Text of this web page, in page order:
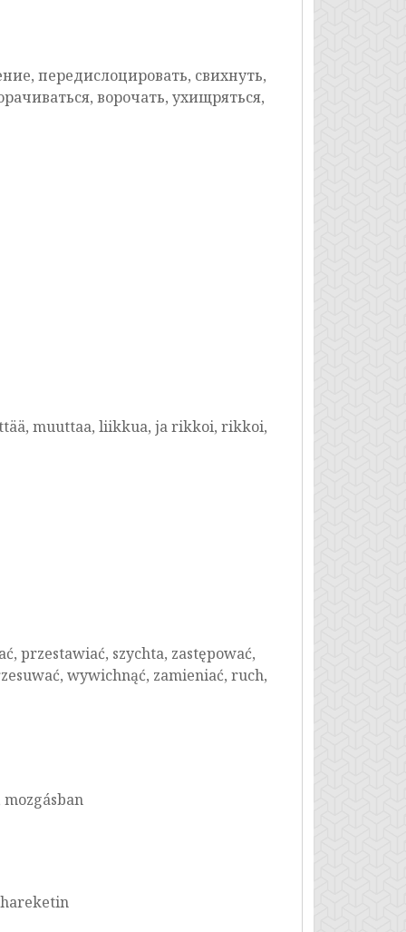
передислоцировать, свихнуть,
ворочать, ухищряться,
muuttaa, liikkua, ja rikkoi, rikkoi,
przestawiać, szychta, zastępować,
wywichnąć, zamieniać, ruch,
hareketin